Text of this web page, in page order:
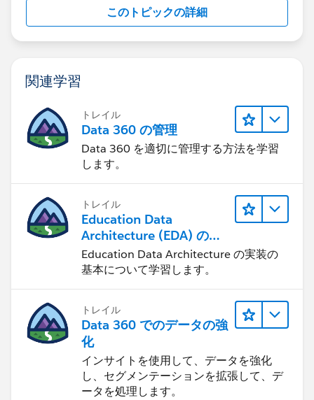
このトピックの詳細
関連学習
トレイル
Data 360 の管理
Data 360 を適切に管理する方法を学習
します。
トレイル
Education Data
Architecture (EDA) の管
理
Education Data Architecture の実装の
基本について学習します。
トレイル
Data 360 でのデータの強
化
インサイトを使用して、データを強化
し、セグメンテーションを拡張して、デ
ータを処理します。